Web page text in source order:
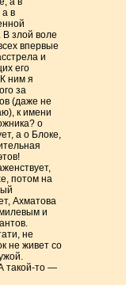
в
В злой воле
впервые
и
его
ним я
за
(даже не
к имени
о
а о Блоке,
потом на
Ахматова
и
не
не живет со
такой-то —